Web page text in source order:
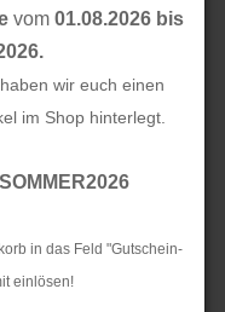
vom 01.08.2026 bis
wir euch einen
im Shop hinterlegt.
in das Feld "Gutschein-
einlösen!